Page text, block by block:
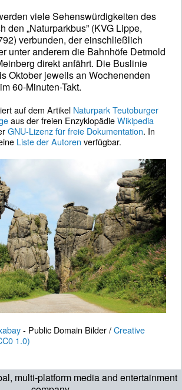
multi-platform media and entertainment
viele Sehenswürdigkeiten des
den „Naturparkbus” (KVG Lippe,
verbunden, der einschließlich
unter anderem die Bahnhöfe Detmold
direkt anfährt. Die Buslinie
Oktober jeweils an Wochenenden
60-Minuten-Takt.
auf dem Artikel Naturpark Teutoburger
aus der freien EnzyklopädieWikipedia
GNU-Lizenz für freie Dokumentation. In
Liste der Autoren verfügbar.
- Public Domain Bilder /Creative
1.0)